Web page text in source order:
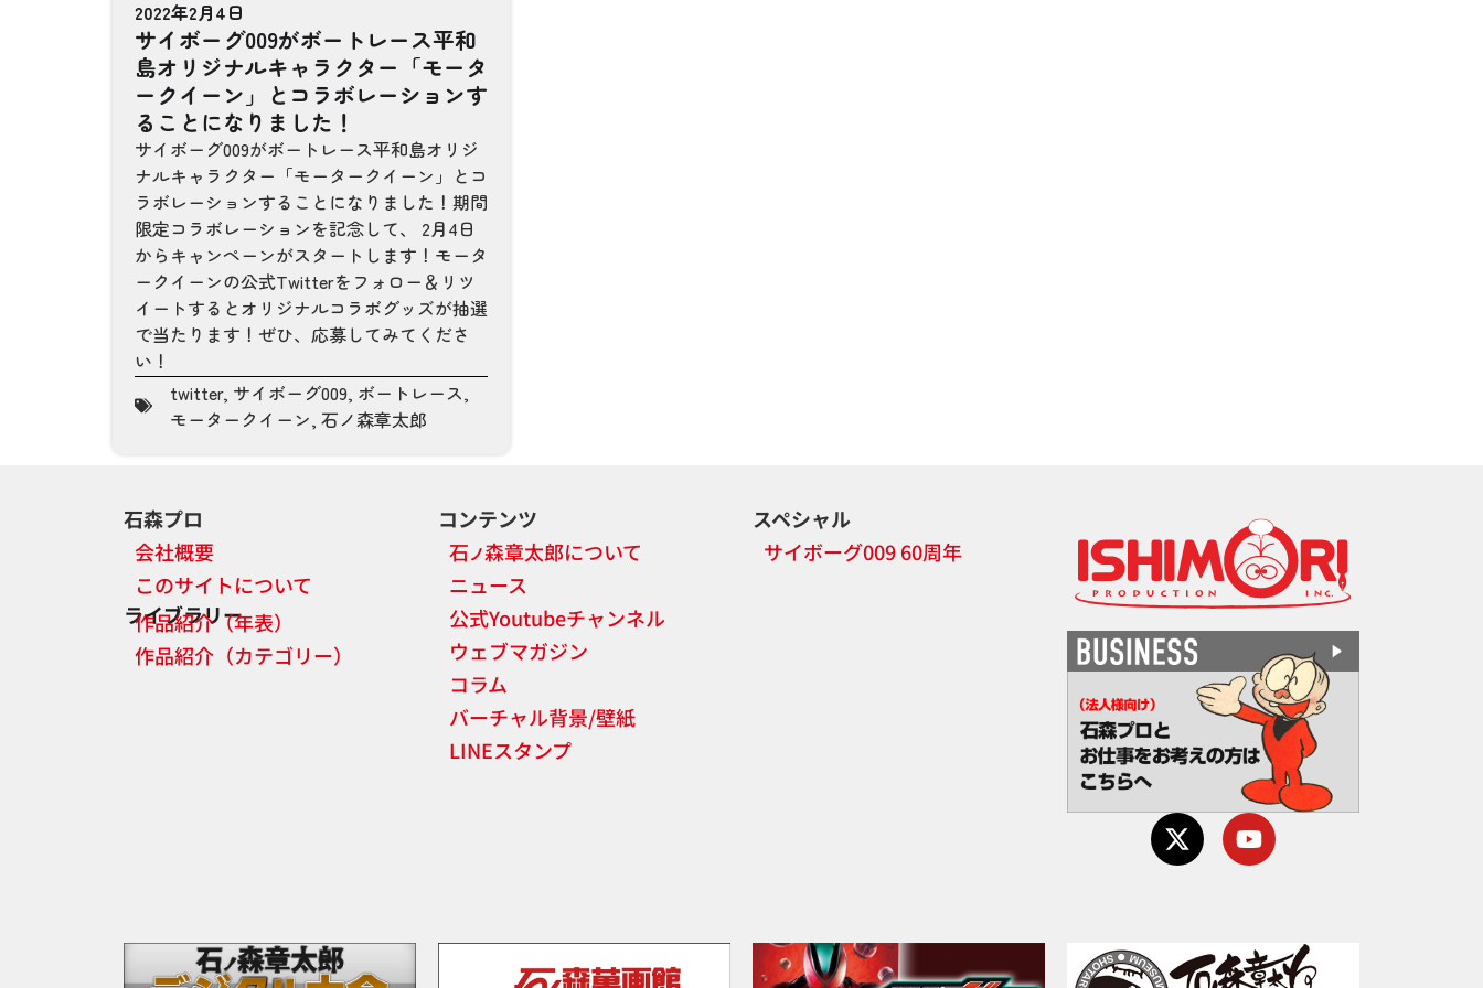
2022年2月4日
サイボーグ009がボートレース平和
島オリジナルキャラクター「モータ
ークイーン」とコラボレーションす
ることになりました！
サイボーグ009がボートレース平和島オリジ
ナルキャラクター「モータークイーン」とコ
ラボレーションすることになりました！期間
限定コラボレーションを記念して、 2月4日
からキャンペーンがスタートします！モータ
ークイーンの公式Twitterをフォロー＆リツ
イートするとオリジナルコラボグッズが抽選
で当たります！ぜひ、応募してみてくださ
い！
twitter, サイボーグ009, ボートレース,
モータークイーン, 石ノ森章太郎
石森プロ
会社概要
このサイトについて
ライブラリー
作品紹介（年表）
作品紹介（カテゴリー）
コンテンツ
石ノ森章太郎について
ニュース
公式Youtubeチャンネル
ウェブマガジン
コラム
バーチャル背景/壁紙
LINEスタンプ
スペシャル
サイボーグ009 60周年